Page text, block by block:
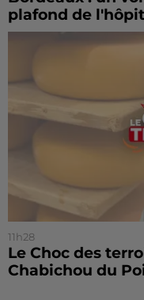
plafond de
11h28
Le Choc des
Chabichou du